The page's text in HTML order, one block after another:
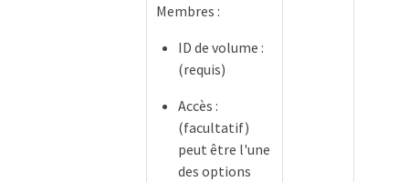
Membres :
ID de volume :
(requis)
Accès :
(facultatif)
peut être l'une
des options